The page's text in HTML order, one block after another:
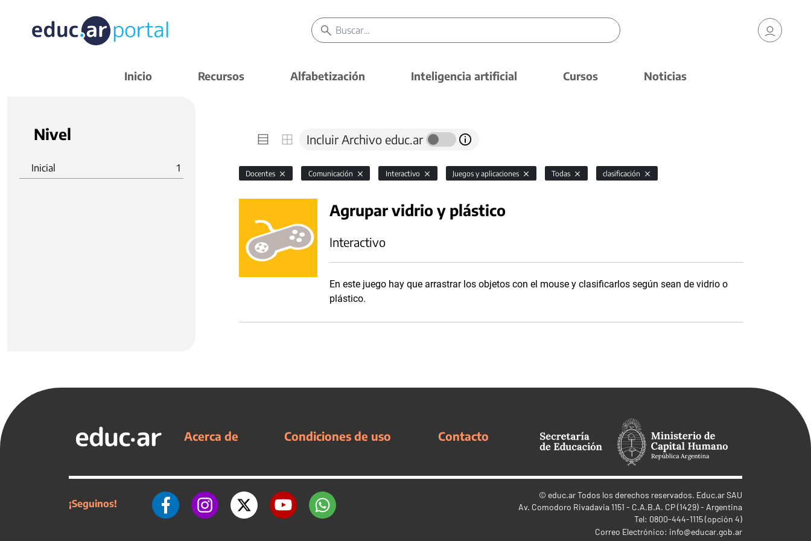
Inicio Recursos Alfabetización Inteligencia artificial Cursos Noticias
Nivel
Inicial 1
Incluir Archivo educ.ar
Docentes Comunicación Interactivo Juegos y aplicaciones Todas clasificación
Agrupar vidrio y plástico
Interactivo
En este juego hay que arrastrar los objetos con el mouse y clasificarlos según sean de vidrio o
plástico.
Acerca de Condiciones de uso Contacto
¡Seguinos!
© educ.arTodos los derechos reservados. Educ.ar SAU
Av. Comodoro Rivadavia 1151 - C.A.B.A. CP (1429) - Argentina
Tel: 0800-444-1115 (opción 4)
Correo Electrónico: info@educar.gob.ar